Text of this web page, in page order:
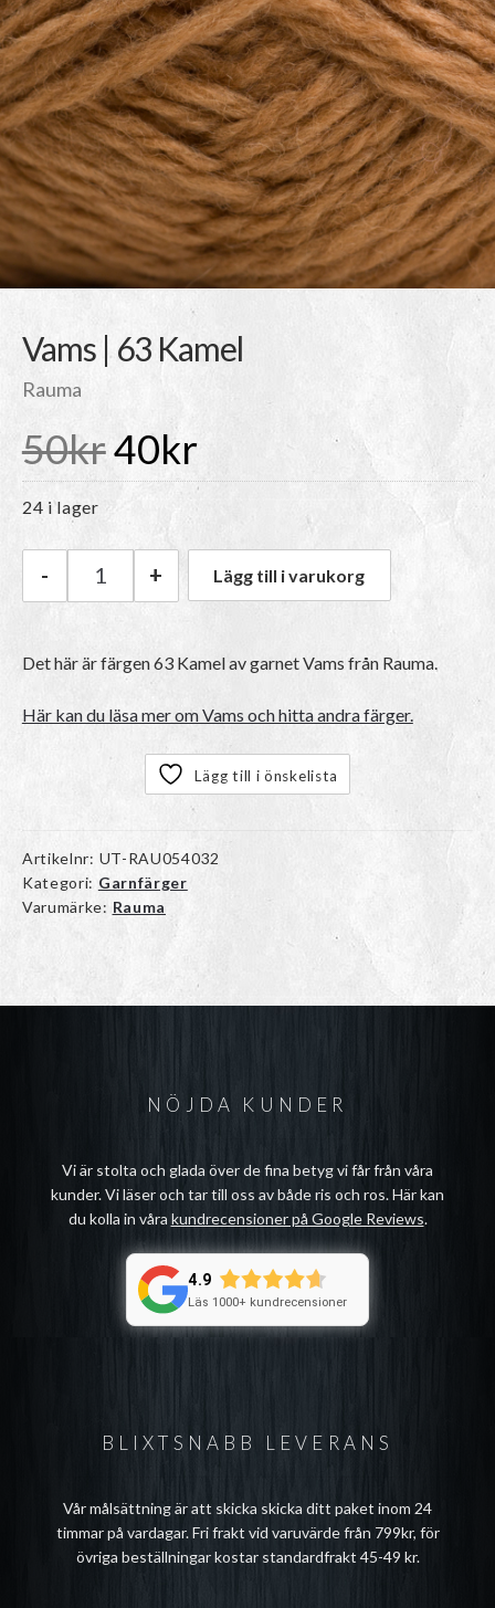
Vams | 63 Kamel
Rauma
50krDet
ursprungliga
priset
50kr.
40krDet
nuvarande
priset
40kr.
24 i lager
Rauma Vams | 63 Kamel mängd
- + Lägg till i varukorg
Det här är färgen 63 Kamel av garnetVams från Rauma.
Här kan du läsa mer om Vams och hitta andra färger.
Lägg till i önskelista
Artikelnr: UT-RAU054032
Kategori: Garnfärger
Varumärke: Rauma
BLIXTSNABB LEVERANS
Vår målsättning är att skicka skicka ditt paket inom 24
timmar på vardagar. Fri frakt vid varuvärde från 799kr, för
övriga beställningar kostar standardfrakt 45-49 kr.
NÖJDA KUNDER
Vi är stolta och glada över de fina betyg vi får från våra
kunder. Vi läser och tar till oss av både ris och ros. Här kan
du kolla in våra kundrecensioner på Google Reviews.
4.9
Läs 1000+ kundrecensioner